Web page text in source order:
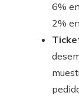
6%
2%